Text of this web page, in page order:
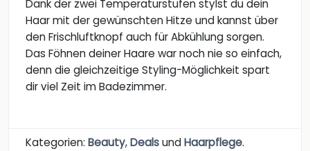
Dank der zwei Temperaturstufen stylst du dein
Haar mit der gewünschten Hitze und kannst über
den Frischluftknopf auch für Abkühlung sorgen.
Das Föhnen deiner Haare war noch nie so einfach,
denn die gleichzeitige Styling-Möglichkeit spart
dir viel Zeit im Badezimmer.
Kategorien: Beauty,DealsundHaarpflege.